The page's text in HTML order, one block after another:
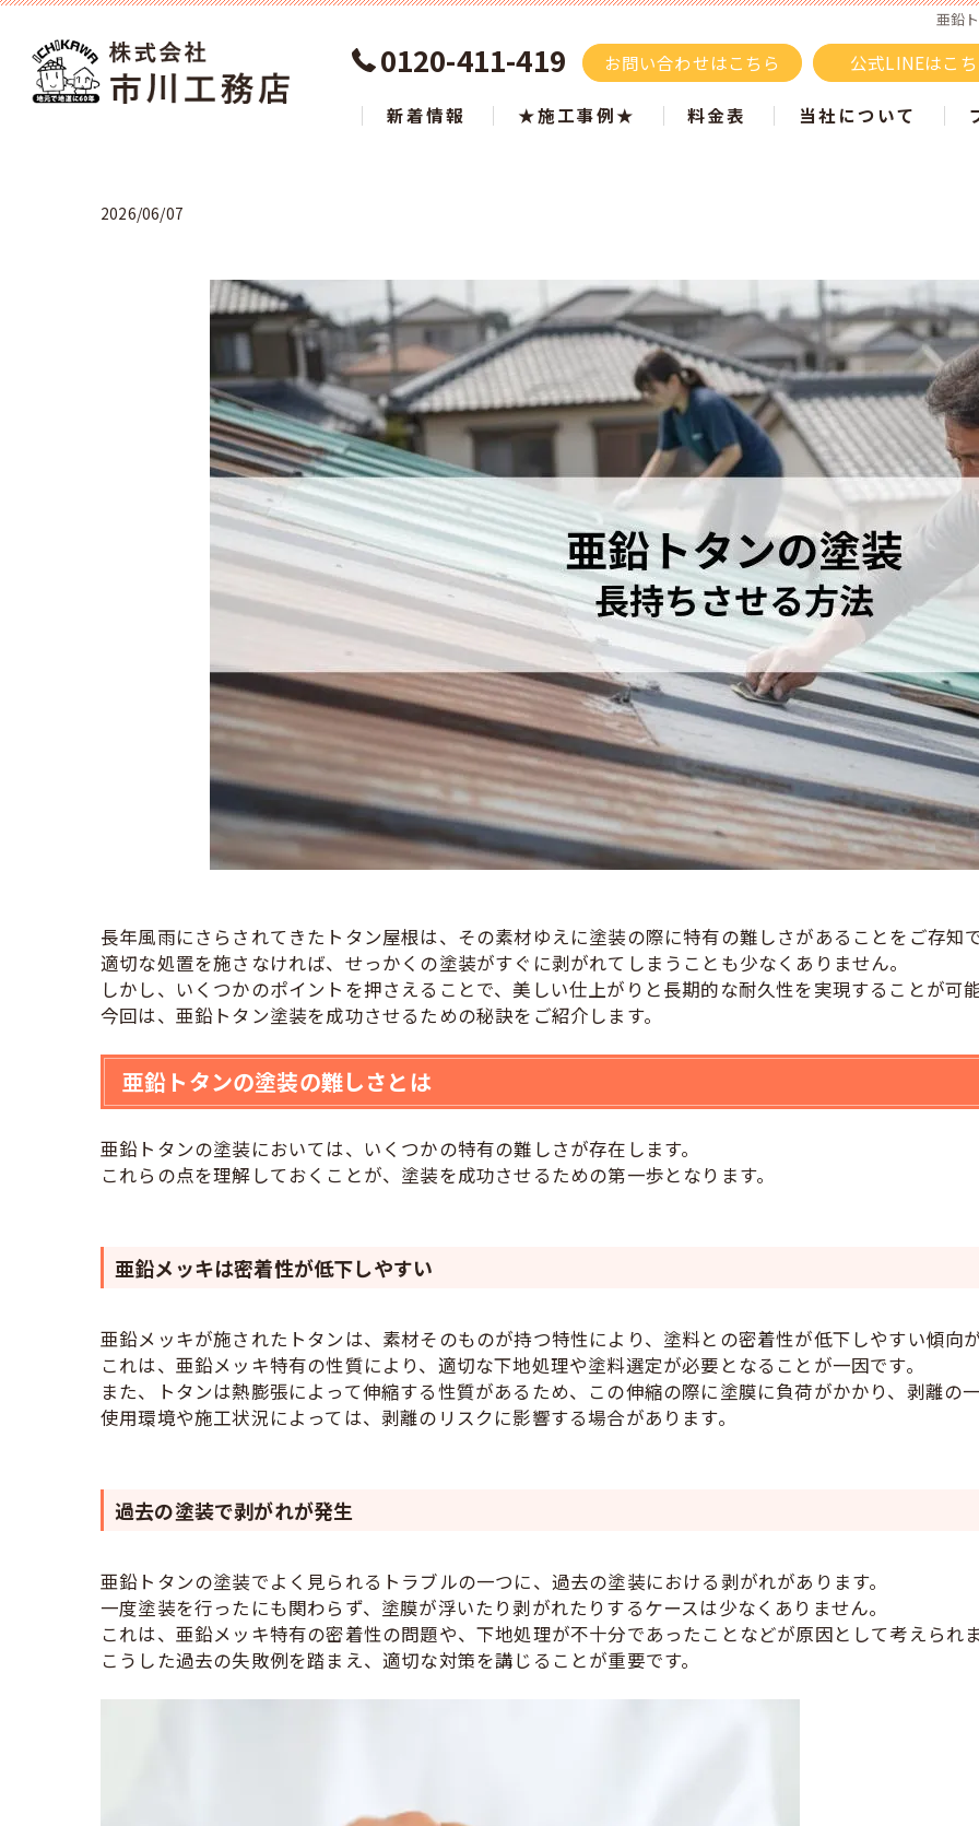
亜鉛
0120-411-419 お問い合わせはこちら 公式LINEはこ
新着情報 ★施工事例★
黒・グレー
青・水色
グリーン
クリヤー
赤・ピンク
パープル
料金表 当社について
塗り替え
サイディング
モルタル
リフォーム
2026/06/07
長年風雨にさらされてきたトタン屋根は、その素材ゆえに塗装の際に特有の難しさがあることをご存知
適切な処置を施さなければ、せっかくの塗装がすぐに剥がれてしまうことも少なくありません。
しかし、いくつかのポイントを押さえることで、美しい仕上がりと長期的な耐久性を実現することが可
今回は、亜鉛トタン塗装を成功させるための秘訣をご紹介します。
亜鉛トタンの塗装の難しさとは
亜鉛トタンの塗装においては、いくつかの特有の難しさが存在します。
これらの点を理解しておくことが、塗装を成功させるための第一歩となります。
亜鉛メッキは密着性が低下しやすい
亜鉛メッキが施されたトタンは、素材そのものが持つ特性により、塗料との密着性が低下しやすい傾向
これは、亜鉛メッキ特有の性質により、適切な下地処理や塗料選定が必要となることが一因です。
また、トタンは熱膨張によって伸縮する性質があるため、この伸縮の際に塗膜に負荷がかかり、剥離の
使用環境や施工状況によっては、剥離のリスクに影響する場合があります。
過去の塗装で剥がれが発生
亜鉛トタンの塗装でよく見られるトラブルの一つに、過去の塗装における剥がれがあります。
一度塗装を行ったにも関わらず、塗膜が浮いたり剥がれたりするケースは少なくありません。
これは、亜鉛メッキ特有の密着性の問題や、下地処理が不十分であったことなどが原因として考えられ
こうした過去の失敗例を踏まえ、適切な対策を講じることが重要です。